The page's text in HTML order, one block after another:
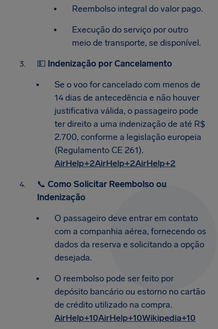
Reembolso integral do valor pago.
Execução do serviço por outro
meio de transporte, se disponível.
💵 Indenização por Cancelamento
Se o voo for cancelado com menos de
14 dias de antecedência e não houver
justificativa válida, o passageiro pode
ter direito a uma indenização de até R$
2.700, conforme a legislação europeia
(Regulamento CE 261).​
AirHelp+2AirHelp+2AirHelp+2
📞 Como Solicitar Reembolso ou
Indenização
O passageiro deve entrar em contato
com a companhia aérea, fornecendo os
dados da reserva e solicitando a opção
desejada.
O reembolso pode ser feito por
depósito bancário ou estorno no cartão
de crédito utilizado na compra.​
AirHelp+10AirHelp+10Wikipedia+10